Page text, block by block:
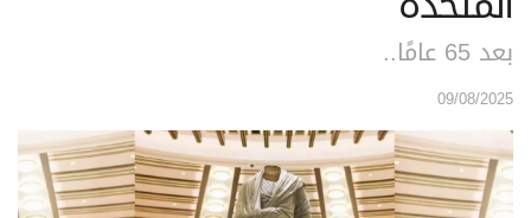
بعد 65 عامًا..
09/08/2025